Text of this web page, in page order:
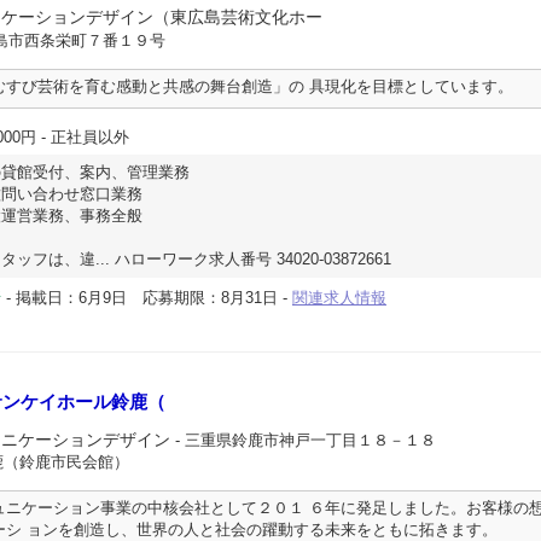
ーションデザイン（東広島芸術文化ホー
市西条栄町７番１９号
び芸術を育む感動と共感の舞台創造」の 具現化を目標としています。
円 - 正社員以外
館受付、案内、管理業務
い合わせ窓口業務
営業務、事務全般
フは、違... ハローワーク求人番号 34020-03872661
- 掲載日：6月9日 応募期限：8月31日 - 関連求人情報
ケイホール鈴鹿（
ケーションデザイン - 三重県鈴鹿市神戸一丁目１８－１８
鈴鹿市民会館）
ケーション事業の中核会社として２０１ ６年に発足しました。お客様の
ョンを創造し、世界の人と社会の躍動する未来をともに拓きます。